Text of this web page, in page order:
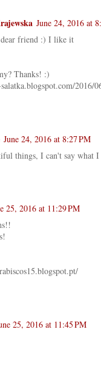
June 24, 2016 at
friend :) I like it
Thanks! :)
2016/
June 24, 2016 at 8:27 PM
things, I can't say what
25, 2016 at 11:29 PM
25, 2016 at 11:45 PM